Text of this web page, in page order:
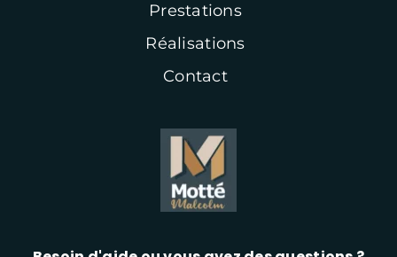
Prestations
Réalisations
Contact